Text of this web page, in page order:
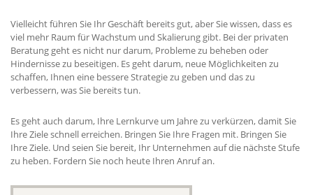
Vielleicht führen Sie Ihr Geschäft bereits gut, aber Sie wissen, dass es
viel mehr Raum für Wachstum und Skalierung gibt. Bei der privaten
Beratung geht es nicht nur darum, Probleme zu beheben oder
Hindernisse zu beseitigen. Es geht darum, neue Möglichkeiten zu
schaffen, Ihnen eine bessere Strategie zu geben und das zu
verbessern, was Sie bereits tun.
Es geht auch darum, Ihre Lernkurve um Jahre zu verkürzen, damit Sie
Ihre Ziele schnell erreichen. Bringen Sie Ihre Fragen mit. Bringen Sie
Ihre Ziele. Und seien Sie bereit, Ihr Unternehmen auf die nächste Stufe
zu heben. Fordern Sie noch heute Ihren Anruf an.